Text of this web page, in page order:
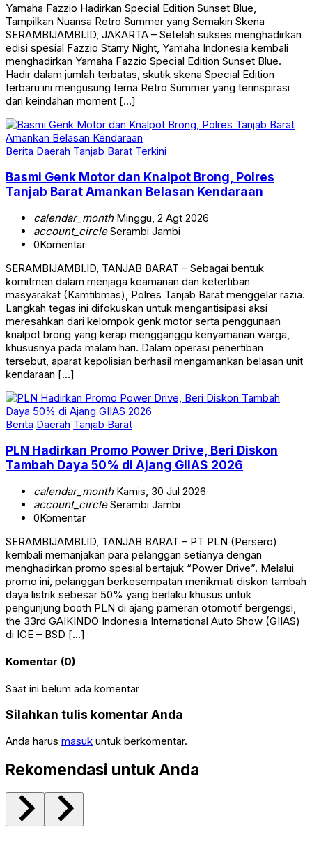
Yamaha Fazzio Hadirkan Special Edition Sunset Blue,
Tampilkan Nuansa Retro Summer yang Semakin Skena
SERAMBIJAMBI.ID, JAKARTA – Setelah sukses menghadirkan
edisi spesial Fazzio Starry Night, Yamaha Indonesia kembali
menghadirkan Yamaha Fazzio Special Edition Sunset Blue.
Hadir dalam jumlah terbatas, skutik skena Special Edition
terbaru ini mengusung tema Retro Summer yang terinspirasi
dari keindahan moment […]
Berita Daerah Tanjab Barat Terkini
Basmi Genk Motor dan Knalpot Brong, Polres
Tanjab Barat Amankan Belasan Kendaraan
calendar_monthMinggu, 2 Agt 2026
account_circleSerambi Jambi
0Komentar
SERAMBIJAMBI.ID, TANJAB BARAT – Sebagai bentuk
komitmen dalam menjaga keamanan dan ketertiban
masyarakat (Kamtibmas), Polres Tanjab Barat menggelar razia.
Langkah tegas ini difokuskan untuk mengantisipasi aksi
meresahkan dari kelompok genk motor serta penggunaan
knalpot brong yang kerap mengganggu kenyamanan warga,
khususnya pada malam hari. Dalam operasi penertiban
tersebut, aparat kepolisian berhasil mengamankan belasan unit
kendaraan […]
Berita Daerah Tanjab Barat
PLN Hadirkan Promo Power Drive, Beri Diskon
Tambah Daya 50% di Ajang GIIAS 2026
calendar_monthKamis, 30 Jul 2026
account_circleSerambi Jambi
0Komentar
SERAMBIJAMBI.ID, TANJAB BARAT – PT PLN (Persero)
kembali memanjakan para pelanggan setianya dengan
menghadirkan promo spesial bertajuk “Power Drive”. Melalui
promo ini, pelanggan berkesempatan menikmati diskon tambah
daya listrik sebesar 50% yang berlaku khusus untuk
pengunjung booth PLN di ajang pameran otomotif bergengsi,
the 33rd GAIKINDO Indonesia International Auto Show (GIIAS)
di ICE – BSD […]
Komentar (0)
Saat ini belum ada komentar
Silahkan tulis komentar Anda
Anda harus masuk untuk berkomentar.
Rekomendasi untuk Anda